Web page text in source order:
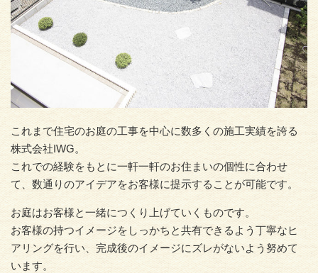
これまで住宅のお庭の工事を中心に数多くの施工実績を誇る
株式会社IWG。
これでの経験をもとに一軒一軒のお住まいの個性に合わせ
て、数通りのアイデアをお客様に提示することが可能です。
お庭はお客様と一緒につくり上げていくものです。
お客様の持つイメージをしっかちと共有できるよう丁寧なヒ
アリングを行い、完成後のイメージにズレがないよう努めて
います。